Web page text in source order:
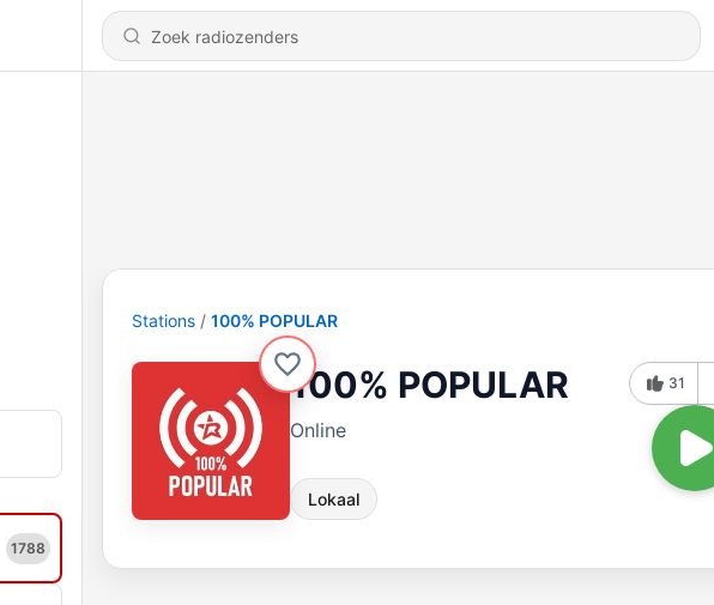
1788
Stations 100% POPULAR
100% POPULAR
Online
Lokaal
31